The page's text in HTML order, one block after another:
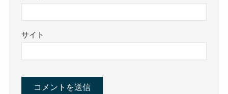
サイト